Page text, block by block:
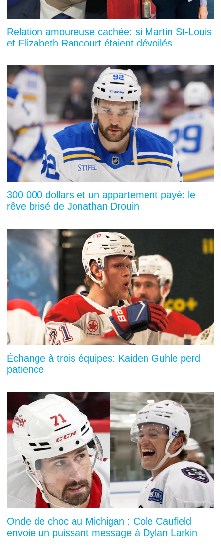
Relation amoureuse cachée: si Martin St-Louis
et Elizabeth Rancourt étaient dévoilés
300 000 dollars et un appartement payé: le
rêve brisé de Jonathan Drouin
Échange à trois équipes: Kaiden Guhle perd
patience
Onde de choc au Michigan : Cole Caufield
envoie un puissant message à Dylan Larkin